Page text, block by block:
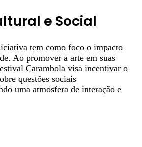
e Social
tem como foco o impacto
Ao promover a arte em suas
Carambola visa incentivar o
questões sociais
uma atmosfera de interação e